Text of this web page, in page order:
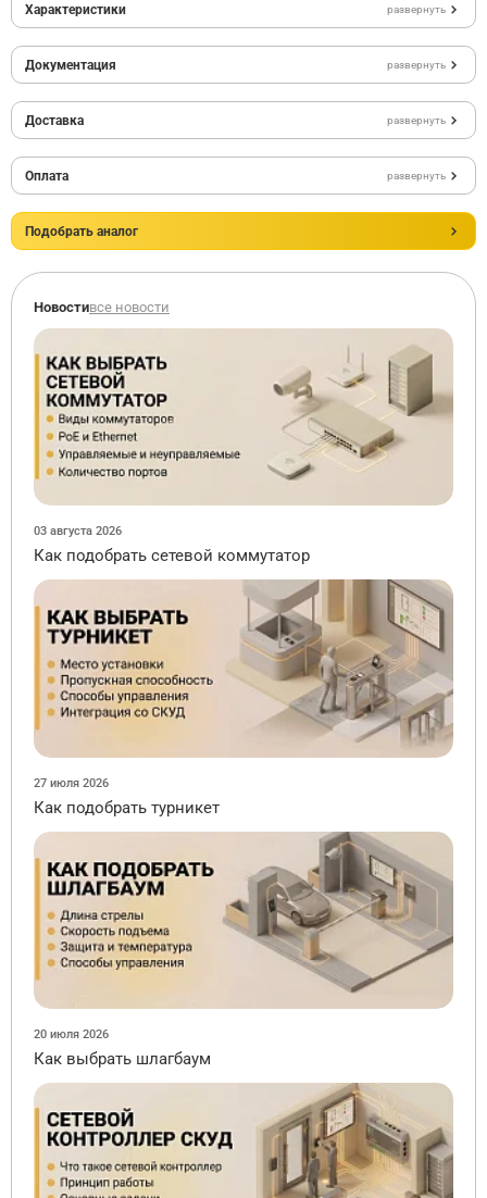
Характеристики развернуть
Документация развернуть
Доставка развернуть
Оплата развернуть
Подобрать аналог
Новостивсе новости
03 августа 2026
Как подобрать сетевой коммутатор
27 июля 2026
Как подобрать турникет
20 июля 2026
Как выбрать шлагбаум